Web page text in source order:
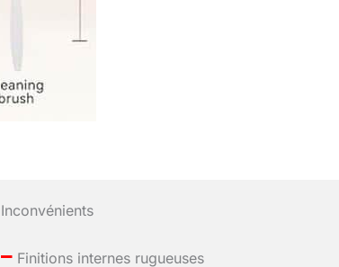
Inconvénients
– Finitions internes rugueuses